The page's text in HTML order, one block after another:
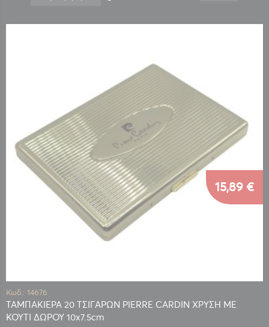
Κωδ.: 14676
ΤΑΜΠΑΚΙΕΡΑ 20 ΤΣΙΓΑΡΩΝ PIERRE CARDIN ΧΡΥΣΗ ΜΕ
ΚΟΥΤΙ ΔΩΡΟΥ 10x7.5cm
15,89 €